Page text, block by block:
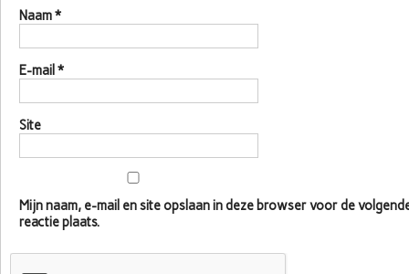
Naam*
E-mail *
Site
Mijn naam, e-mail en site opslaan in deze browser voor de
reactie plaats.